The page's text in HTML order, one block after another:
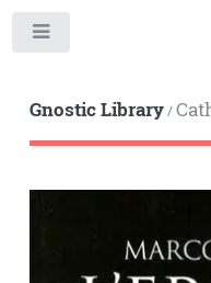
Gnostic Library/